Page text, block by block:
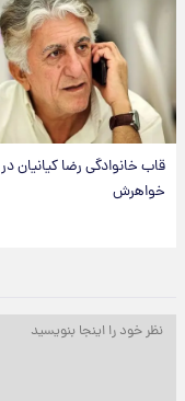
قاب خانوادگی رضا کیانیان در
خواهرش